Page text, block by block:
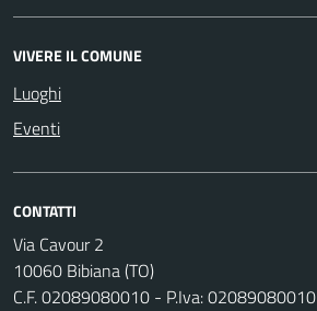
VIVERE IL COMUNE
Luoghi
Eventi
CONTATTI
Via Cavour 2
10060 Bibiana (TO)
C.F. 02089080010 - P.Iva: 02089080010